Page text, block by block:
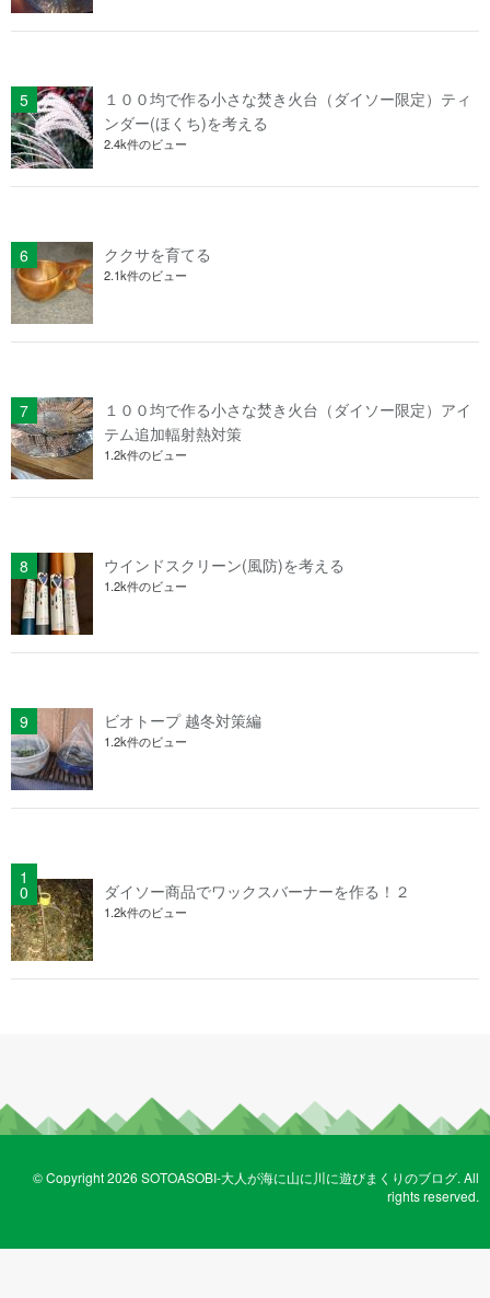
１００均で作る小さな焚き火台（ダイソー限定）ティ
ンダー(ほくち)を考える
2.4k件のビュー
ククサを育てる
2.1k件のビュー
１００均で作る小さな焚き火台（ダイソー限定）アイ
テム追加輻射熱対策
1.2k件のビュー
ウインドスクリーン(風防)を考える
1.2k件のビュー
ビオトープ 越冬対策編
1.2k件のビュー
ダイソー商品でワックスバーナーを作る！２
1.2k件のビュー
© Copyright 2026 SOTOASOBI-大人が海に山に川に遊びまくりのブログ. All
rights reserved.